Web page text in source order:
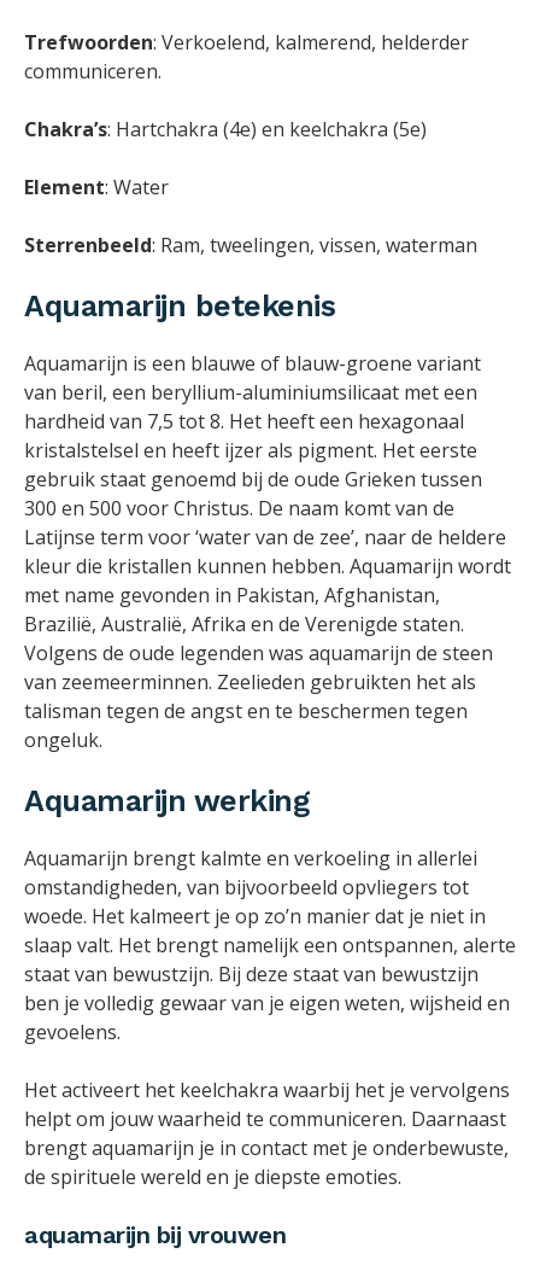
Trefwoorden: Verkoelend, kalmerend, helderder
communiceren.
Chakra’s: Hartchakra (4e) en keelchakra (5e)
Element: Water
Sterrenbeeld: Ram, tweelingen, vissen, waterman
Aquamarijn betekenis
Aquamarijn is een blauwe of blauw-groene variant
van beril, een beryllium-aluminiumsilicaat met een
hardheid van 7,5 tot 8. Het heeft een hexagonaal
kristalstelsel en heeft ijzer als pigment. Het eerste
gebruik staat genoemd bij de oude Grieken tussen
300 en 500 voor Christus. De naam komt van de
Latijnse term voor ‘water van de zee’, naar de heldere
kleur die kristallen kunnen hebben. Aquamarijn wordt
met name gevonden in Pakistan, Afghanistan,
Brazilië, Australië, Afrika en de Verenigde staten.
Volgens de oude legenden was aquamarijn de steen
van zeemeerminnen. Zeelieden gebruikten het als
talisman tegen de angst en te beschermen tegen
ongeluk.
Aquamarijn werking
Aquamarijn brengt kalmte en verkoeling in allerlei
omstandigheden, van bijvoorbeeld opvliegers tot
woede. Het kalmeert je op zo’n manier dat je niet in
slaap valt. Het brengt namelijk een ontspannen, alerte
staat van bewustzijn. Bij deze staat van bewustzijn
ben je volledig gewaar van je eigen weten, wijsheid en
gevoelens.
Het activeert het keelchakra waarbij het je vervolgens
helpt om jouw waarheid te communiceren. Daarnaast
brengt aquamarijn je in contact met je onderbewuste,
de spirituele wereld en je diepste emoties.
aquamarijn bij vrouwen